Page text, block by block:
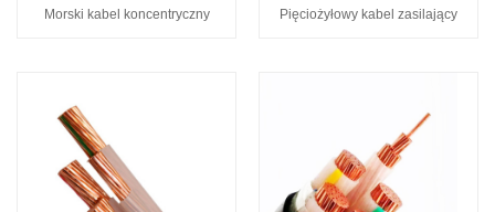
Morski kabel koncentryczny Pięciożyłowy kabel zasilający